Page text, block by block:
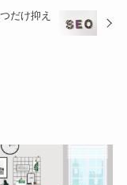
だけ抑え